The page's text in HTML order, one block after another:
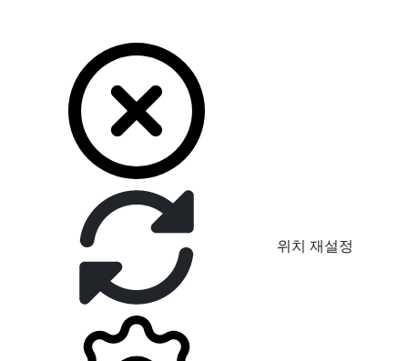
위치 재설정